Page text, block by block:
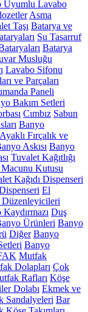
Uyumlu Lavabo
Asma
Taşı Batarya ve
Su Tasarruf
Batarya
Musluğu
Lavabo Sifonu
ve Parçaları
Paneli
Bakım Setleri
Cımbız Sabun
Banyo
Ayaklı Fırçalık ve
Askısı Banyo
Tuvalet Kağıtlığı
Kutusu
Kağıdı Dispenseri
El
Duş
Ürünleri Banyo
Diğer Banyo
Banyo
Mutfak
Dolapları Çok
Rafları Köşe
Dolabı Ekmek ve
Sandalyeleri Bar